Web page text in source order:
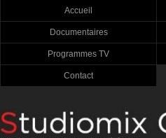
Accueil
Documentaires
Programmes TV
Contact